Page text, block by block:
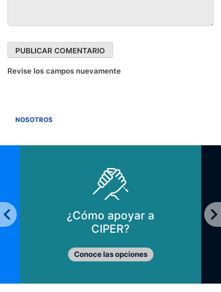
Revise los campos nuevamente
NOSOTROS
¿Cómo apoyar a
CIPER?
Conoce las opciones